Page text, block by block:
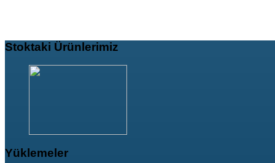
Stoktaki Ürünlerimiz
Yüklemeler